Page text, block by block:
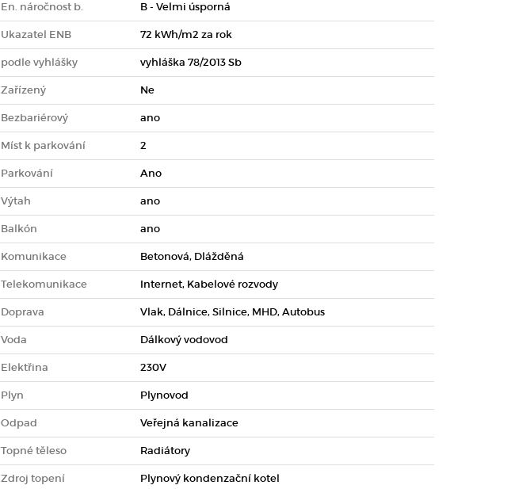
En. náročnost b. B - Velmi úsporná
Ukazatel ENB 72 kWh/m2 za rok
podle vyhlášky vyhláška 78/2013 Sb
Zařízený Ne
Bezbariérový ano
Míst k parkování 2
Parkování Ano
Výtah ano
Balkón ano
Komunikace Betonová, Dlážděná
Telekomunikace Internet, Kabelové rozvody
Doprava Vlak, Dálnice, Silnice, MHD, Autobus
Voda Dálkový vodovod
Elektřina 230V
Plyn Plynovod
Odpad Veřejná kanalizace
Topné těleso Radiátory
Zdroj topení Plynový kondenzační kotel